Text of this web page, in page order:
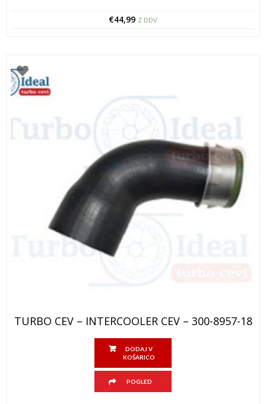
€44,99 Z DDV
TURBO CEV – INTERCOOLER CEV – 300-8957-18
DODAJ V
KOŠARICO
POGLED